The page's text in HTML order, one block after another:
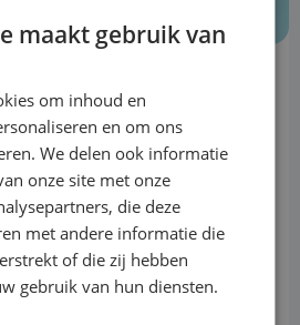
bij drie of meer
zoveel
als je zelf wilt. Vanaf
bieden we het
Hoe groter jouw bedrijf
maakt gebruik van
om inhoud en
en om ons
We delen ook informatie
onze site met onze
die deze
met andere informatie die
of die zij hebben
gebruik van hun diensten.